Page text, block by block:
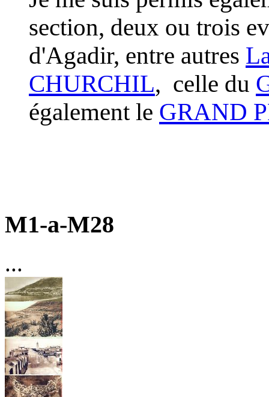
section, deux ou trois
d'Agadir, entre autres
CHURCHIL, celle du
également le GRAND
M1-a-M28
...